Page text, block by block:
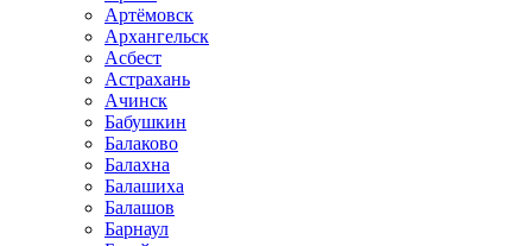
Артёмовск
Архангельск
Асбест
Астрахань
Ачинск
Бабушкин
Балаково
Балахна
Балашиха
Балашов
Барнаул